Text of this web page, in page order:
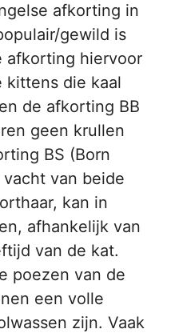
afkorting in
gewild is
afkorting hiervoor
kittens die kaal
de afkorting BB
geen krullen
BS (Born
van beide
kan in
afhankelijk van
van de kat.
poezen van de
een volle
zijn. Vaak